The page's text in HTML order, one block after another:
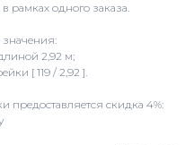
рамках одного заказа.
значения:
2,92 м;
[ 119 / 2,92 ].
предоставляется скидка 4%: